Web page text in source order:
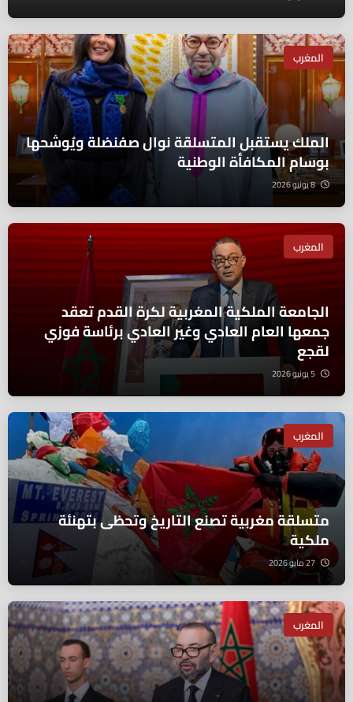
المغرب
الملك يستقبل المتسلقة نوال صفنضلة ويُوشحها
بوسام المكافأة الوطنية
8 يونيو 2026
المغرب
الجامعة الملكية المغربية لكرة القدم تعقد
جمعها العام العادي وغير العادي برئاسة فوزي
لقجع
المغرب
متسلقة مغربية تصنع التاريخ وتحظى بتهنئة
ملكية
المغرب